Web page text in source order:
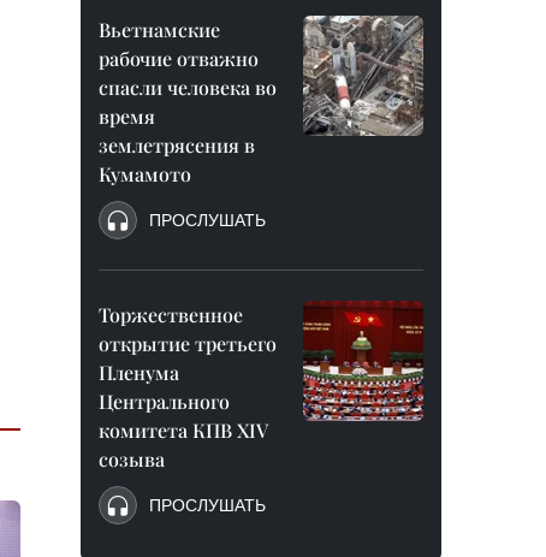
Вьетнамские
рабочие отважно
спасли человека во
время
землетрясения в
Кумамото
ПРОСЛУШАТЬ
Торжественное
открытие третьего
Пленума
Центрального
комитета КПВ XIV
созыва
ПРОСЛУШАТЬ